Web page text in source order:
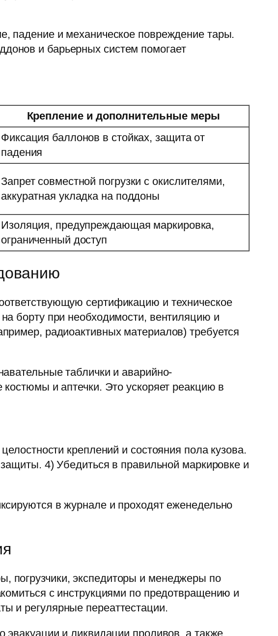
падение и механическое повреждение тары.
и барьерных систем помогает
Крепление и дополнительные меры
Фиксация баллонов в стойках, защита от
падения
Запрет совместной погрузки с окислителями,
аккуратная укладка на поддоны
Изоляция, предупреждающая маркировка,
ограниченный доступ
сертификацию и техническое
борту при необходимости, вентиляцию и
радиоактивных материалов) требуется
таблички и аварийно-
и аптечки. Это ускоряет реакцию в
креплений и состояния пола кузова.
4) Убедиться в правильной маркировке и
в журнале и проходят еженедельно
погрузчики, экспедиторы и менеджеры по
с инструкциями по предотвращению и
и регулярные переаттестации.
эвакуации и ликвидации проливов, а также